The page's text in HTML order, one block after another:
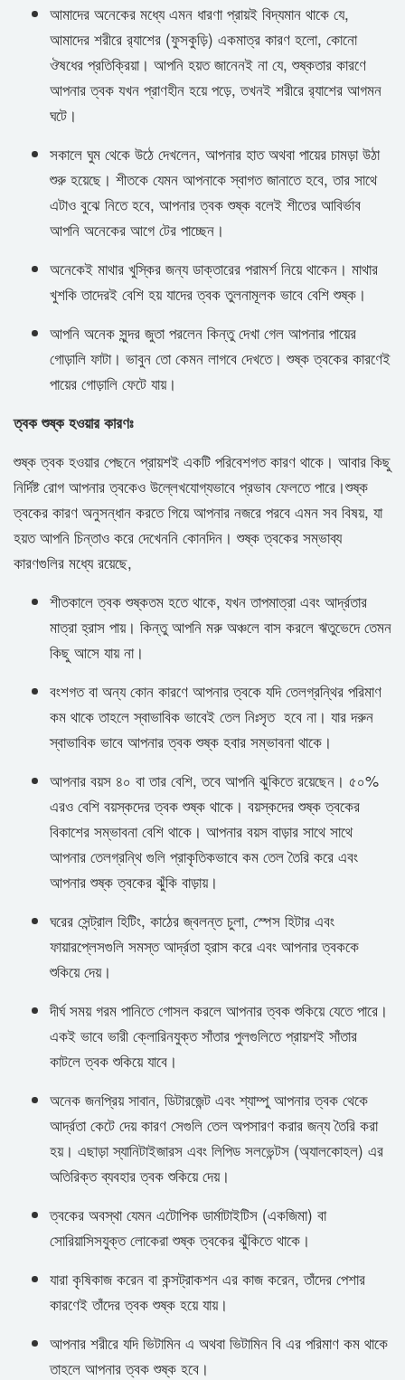
আমাদের অনেকের মধ্যে এমন ধারণা প্রায়ই বিদ্যমান থাকে যে,
আমাদের শরীরে র‍্যাশের (ফুসকুড়ি) একমাত্র কারণ হলো, কোনো
ঔষধের প্রতিক্রিয়া। আপনি হয়ত জানেনই না যে, শুষ্কতার কারণে
আপনার ত্বক যখন প্রাণহীন হয়ে পড়ে, তখনই শরীরে র‍্যাশের আগমন
ঘটে।
সকালে ঘুম থেকে উঠে দেখলেন, আপনার হাত অথবা পায়ের চামড়া উঠা
শুরু হয়েছে। শীতকে যেমন আপনাকে স্বাগত জানাতে হবে, তার সাথে
এটাও বুঝে নিতে হবে, আপনার ত্বক শুষ্ক বলেই শীতের আবির্ভাব
আপনি অনেকের আগে টের পাচ্ছেন।
অনেকেই মাথার খুস্কির জন্য ডাক্তারের পরামর্শ নিয়ে থাকেন। মাথার
খুশকি তাদেরই বেশি হয় যাদের ত্বক তুলনামূলক ভাবে বেশি শুষ্ক।
আপনি অনেক সুন্দর জুতা পরলেন কিন্তু দেখা গেল আপনার পায়ের
গোড়ালি ফাটা। ভাবুন তো কেমন লাগবে দেখতে। শুষ্ক ত্বকের কারণেই
পায়ের গোড়ালি ফেটে যায়।
ত্বক শুষ্ক হওয়ার কারণঃ
শুষ্ক ত্বক হওয়ার পেছনে প্রায়শই একটি পরিবেশগত কারণ থাকে। আবার কিছু
নির্দিষ্ট রোগ আপনার ত্বকেও উল্লেখযোগ্যভাবে প্রভাব ফেলতে পারে।শুষ্ক
ত্বকের কারণ অনুসন্ধান করতে গিয়ে আপনার নজরে পরবে এমন সব বিষয়, যা
হয়ত আপনি চিন্তাও করে দেখেননি কোনদিন। শুষ্ক ত্বকের সম্ভাব্য
কারণগুলির মধ্যে রয়েছে,
শীতকালে ত্বক শুষ্কতম হতে থাকে, যখন তাপমাত্রা এবং আর্দ্রতার
মাত্রা হ্রাস পায়। কিন্তু আপনি মরু অঞ্চলে বাস করলে ঋতুভেদে তেমন
কিছু আসে যায় না।
বংশগত বা অন্য কোন কারণে আপনার ত্বকে যদি তেলগ্রন্থির পরিমাণ
কম থাকে তাহলে স্বাভাবিক ভাবেই তেল নিঃসৃত হবে না। যার দরুন
স্বাভাবিক ভাবে আপনার ত্বক শুষ্ক হবার সম্ভাবনা থাকে।
আপনার বয়স ৪০ বা তার বেশি, তবে আপনি ঝুকিতে রয়েছেন। ৫০%
এরও বেশি বয়স্কদের ত্বক শুষ্ক থাকে। বয়স্কদের শুষ্ক ত্বকের
বিকাশের সম্ভাবনা বেশি থাকে। আপনার বয়স বাড়ার সাথে সাথে
আপনার তেলগ্রন্থি গুলি প্রাকৃতিকভাবে কম তেল তৈরি করে এবং
আপনার শুষ্ক ত্বকের ঝুঁকি বাড়ায়।
ঘরের সেন্ট্রাল হিটিং, কাঠের জ্বলন্ত চুলা, স্পেস হিটার এবং
ফায়ারপ্লেসগুলি সমস্ত আর্দ্রতা হ্রাস করে এবং আপনার ত্বককে
শুকিয়ে দেয়।
দীর্ঘ সময় ​​গরম পানিতে গোসল করলে আপনার ত্বক শুকিয়ে যেতে পারে।
একই ভাবে ভারী ক্লোরিনযুক্ত সাঁতার পুলগুলিতে প্রায়শই সাঁতার
কাটলে ত্বক শুকিয়ে যাবে।
অনেক জনপ্রিয় সাবান, ডিটারজেন্ট এবং শ্যাম্পু আপনার ত্বক থেকে
আর্দ্রতা কেটে দেয় কারণ সেগুলি তেল অপসারণ করার জন্য তৈরি করা
হয়। এছাড়া স্যানিটাইজারস এবং লিপিড সলভেন্টস (অ্যালকোহল) এর
অতিরিক্ত ব্যবহার ত্বক শুকিয়ে দেয়।
ত্বকের অবস্থা যেমন এটোপিক ডার্মাটাইটিস (একজিমা) বা
সোরিয়াসিসযুক্ত লোকেরা শুষ্ক ত্বকের ঝুঁকিতে থাকে।
যারা কৃষিকাজ করেন বা কন্সট্রাকশন এর কাজ করেন, তাঁদের পেশার
কারণেই তাঁদের ত্বক শুষ্ক হয়ে যায়।
আপনার শরীরে যদি ভিটামিন এ অথবা ভিটামিন বি এর পরিমাণ কম থাকে
তাহলে আপনার ত্বক শুষ্ক হবে।